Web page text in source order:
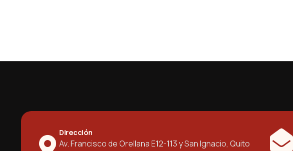
Dirección
Av. Francisco de Orellana E12-113 y San Ignacio, Quito